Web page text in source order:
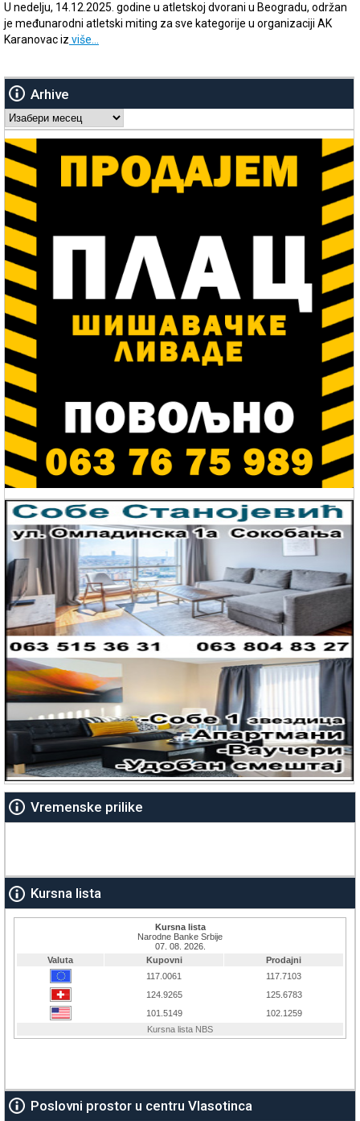
U nedelju, 14.12.2025. godine u atletskoj dvorani u Beogradu, održan
je međunarodni atletski miting za sve kategorije u organizaciji AK
Karanovac iz više…
Arhive
Arhive
Vremenske prilike
Kursna lista
Poslovni prostor u centru Vlasotinca